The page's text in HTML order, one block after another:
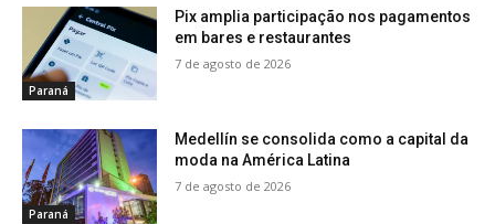
Paraná
Pix amplia participação nos pagamentos
em bares e restaurantes
7 de agosto de 2026
Paraná
Medellín se consolida como a capital da
moda na América Latina
7 de agosto de 2026